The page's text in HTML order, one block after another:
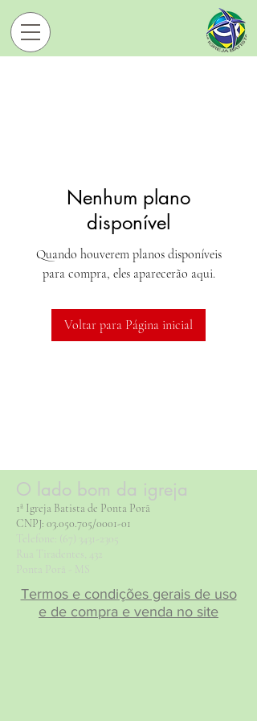
Nenhum plano
disponível
Quando houverem planos disponíveis
para compra, eles aparecerão aqui.
Voltar para Página inicial
O lado bom da igreja
1ª Igreja Batista de Ponta Porã
CNPJ: 03.050.705/0001-01
Telefone: (67) 3431-2305
Rua Tiradentes, 432
Ponta Porã - MS
Termos e condições gerais de uso
e de compra e venda no site